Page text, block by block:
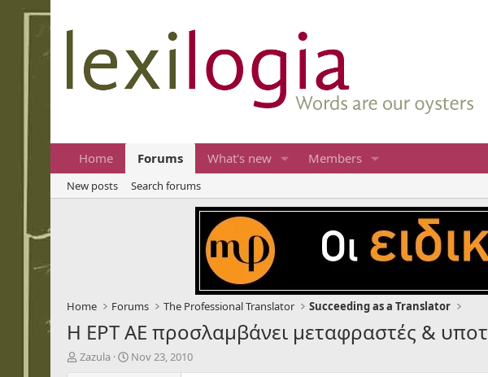
Home Forums What's new Members
New posts Search forums
Home Forums The Professional Translator Succeeding as a Translator
Η ΕΡΤ ΑΕ προσλαμβάνει μεταφραστές &
T
Zazula
S
Nov 23, 2010